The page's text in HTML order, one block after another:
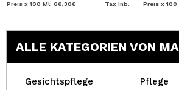
Preis x 100 Ml: 66,30€ Tax Inb. Preis x
ALLE KATEGORIEN VON
Gesichtspflege Pflege